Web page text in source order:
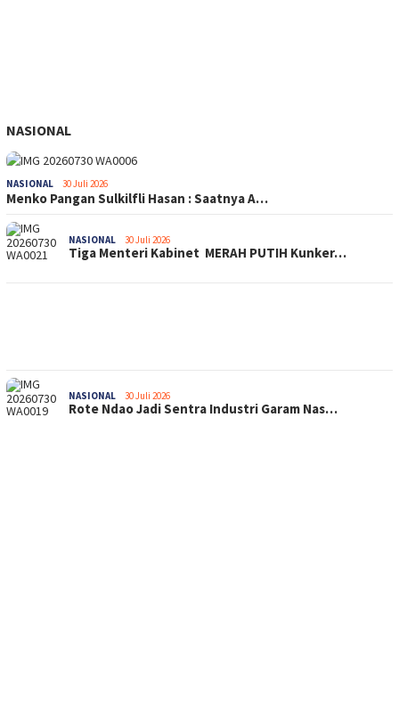
NASIONAL
NASIONAL 30 Juli 2026
Menko Pangan Sulkilfli Hasan : Saatnya A…
NASIONAL 30 Juli 2026
Tiga Menteri Kabinet MERAH PUTIH Kunker…
NASIONAL 30 Juli 2026
Rote Ndao Jadi Sentra Industri Garam Nas…